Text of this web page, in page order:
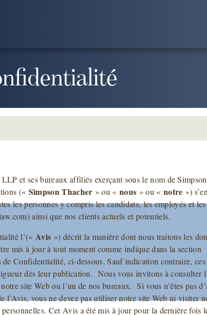
et ses bureaux affiliés exerçant sous le nom de
(« Simpson Thacher » ou «nous » ou « notre »)
les personnes y compris les candidats, les employés et
ainsi que nos clients actuels et potentiels.
l’(« Avis ») décrit la manière dont nous traitons les
mis à jour à tout moment comme indique dans la section
Confidentialité, ci-dessous. Sauf indication contraire, ces
dès leur publication. Nous vous invitons à consulter
site Web ou l’un de nos bureaux. Si vous n’êtes pas
l’Avis, vous ne devez pas utiliser notre site Web ni visiter
Cet Avis a été mis à jour pour la dernière fois